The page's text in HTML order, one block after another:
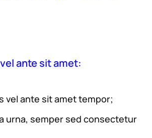
ante sit amet:
vel ante sit amet tempor;
urna, semper sed consectetur